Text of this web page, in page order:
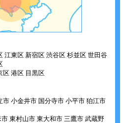
江東区 新宿区 渋谷区 杉並区 世田谷
区 港区 目黒区
市 小金井市 国分寺市 小平市 狛江市
東村山市 東大和市 三鷹市 武蔵野